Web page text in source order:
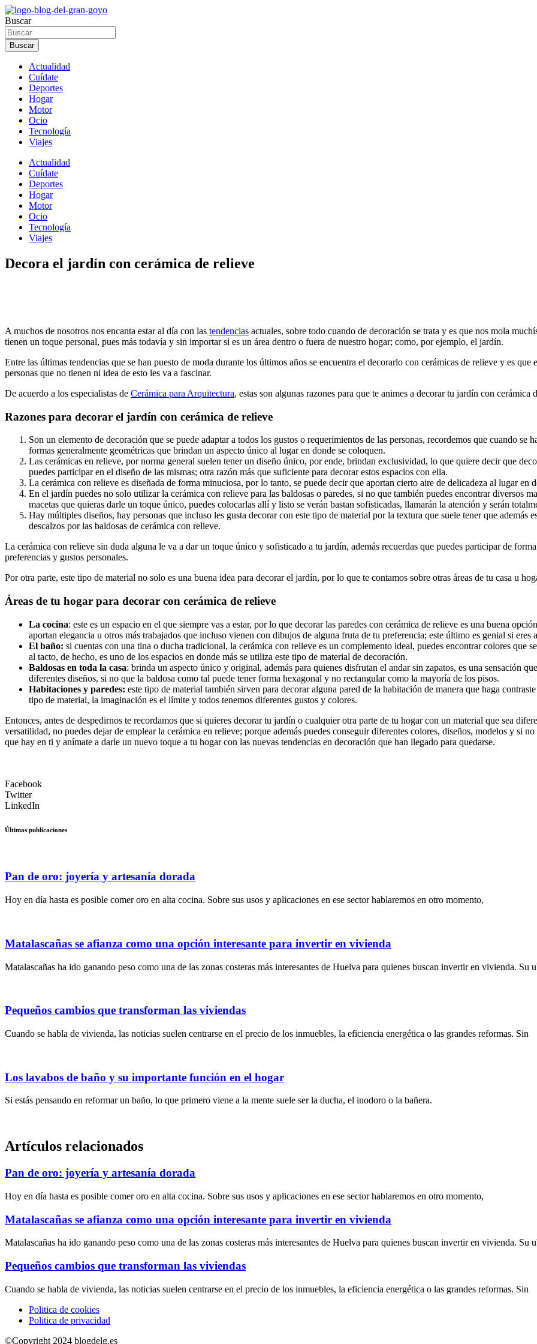
Ir
al
contenido
Buscar
Buscar
Actualidad
Cuídate
Deportes
Hogar
Motor
Ocio
Tecnología
Viajes
Actualidad
Cuídate
Deportes
Hogar
Motor
Ocio
Tecnología
Viajes
Decora el jardín con cerámica de relieve
A muchos de nosotros nos encanta estar al día con las tendencias actuales, sobre todo cuando de decoración se trata y es que nos mola
tienen un toque personal, pues más todavía y sin importar si es un área dentro o fuera de nuestro hogar; como, por ejemplo, el jardín.
Entre las últimas tendencias que se han puesto de moda durante los últimos años se encuentra el decorarlo con cerámicas de relieve y es
personas que no tienen ni idea de esto les va a fascinar.
De acuerdo a los especialistas de Cerámica para Arquitectura, estas son algunas razones para que te animes a decorar tu jardín con cerámica
Razones para decorar el jardín con cerámica de relieve
Son un elemento de decoración que se puede adaptar a todos los gustos o requerimientos de las personas, recordemos que cuando
formas generalmente geométricas que brindan un aspecto único al lugar en donde se coloquen.
Las cerámicas en relieve, por norma general suelen tener un diseño único, por ende, brindan exclusividad, lo que quiere decir que
puedes participar en el diseño de las mismas; otra razón más que suficiente para decorar estos espacios con ella.
La cerámica con relieve es diseñada de forma minuciosa, por lo tanto, se puede decir que aportan cierto aire de delicadeza al lugar en
En el jardín puedes no solo utilizar la cerámica con relieve para las baldosas o paredes, si no que también puedes encontrar diversos
macetas que quieras darle un toque único, puedes colocarlas allí y listo se verán bastan sofisticadas, llamarán la atención y serán
Hay múltiples diseños, hay personas que incluso les gusta decorar con este tipo de material por la textura que suele tener que además
descalzos por las baldosas de cerámica con relieve.
La cerámica con relieve sin duda alguna le va a dar un toque único y sofisticado a tu jardín, además recuerdas que puedes participar de
preferencias y gustos personales.
Por otra parte, este tipo de material no solo es una buena idea para decorar el jardín, por lo que te contamos sobre otras áreas de tu casa u
Áreas de tu hogar para decorar con cerámica de relieve
La cocina: este es un espacio en el que siempre vas a estar, por lo que decorar las paredes con cerámica de relieve es una buena
aportan elegancia u otros más trabajados que incluso vienen con dibujos de alguna fruta de tu preferencia; este último es genial si eres
El baño: si cuentas con una tina o ducha tradicional, la cerámica con relieve es un complemento ideal, puedes encontrar colores que
al tacto, de hecho, es uno de los espacios en donde más se utiliza este tipo de material de decoración.
Baldosas en toda la casa: brinda un aspecto único y original, además para quienes disfrutan el andar sin zapatos, es una sensación
diferentes diseños, si no que la baldosa como tal puede tener forma hexagonal y no rectangular como la mayoría de los pisos.
Habitaciones y paredes: este tipo de material también sirven para decorar alguna pared de la habitación de manera que haga
tipo de material, la imaginación es el límite y todos tenemos diferentes gustos y colores.
Entonces, antes de despedirnos te recordamos que si quieres decorar tu jardín o cualquier otra parte de tu hogar con un material que sea
versatilidad, no puedes dejar de emplear la cerámica en relieve; porque además puedes conseguir diferentes colores, diseños, modelos y si
que hay en ti y anímate a darle un nuevo toque a tu hogar con las nuevas tendencias en decoración que han llegado para quedarse.
Facebook
Twitter
LinkedIn
Últimas publicaciones
Pan de oro: joyería y artesanía dorada
Hoy en día hasta es posible comer oro en alta cocina. Sobre sus usos y aplicaciones en ese sector hablaremos en otro momento,
Matalascañas se afianza como una opción interesante para invertir en vivienda
Matalascañas ha ido ganando peso como una de las zonas costeras más interesantes de Huelva para quienes buscan invertir en vivienda. Su
Pequeños cambios que transforman las viviendas
Cuando se habla de vivienda, las noticias suelen centrarse en el precio de los inmuebles, la eficiencia energética o las grandes reformas. Sin
Los lavabos de baño y su importante función en el hogar
Si estás pensando en reformar un baño, lo que primero viene a la mente suele ser la ducha, el inodoro o la bañera.
Artículos relacionados
Pan de oro: joyería y artesanía dorada
Hoy en día hasta es posible comer oro en alta cocina. Sobre sus usos y aplicaciones en ese sector hablaremos en otro momento,
Matalascañas se afianza como una opción interesante para invertir en vivienda
Matalascañas ha ido ganando peso como una de las zonas costeras más interesantes de Huelva para quienes buscan invertir en vivienda. Su
Pequeños cambios que transforman las viviendas
Cuando se habla de vivienda, las noticias suelen centrarse en el precio de los inmuebles, la eficiencia energética o las grandes reformas. Sin
Politica de cookies
Politica de privacidad
©Copyright 2024 blogdelg.es